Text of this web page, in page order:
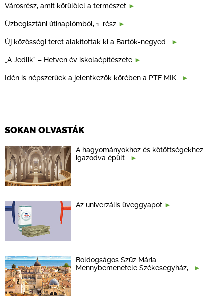
Városrész, amit körülölel a természet
Üzbegisztáni útinaplómból, 1. rész
Új közösségi teret alakítottak ki a Bartók-negyed…
„A Jedlik” – Hetven év iskolaépítészete
Idén is népszerűek a jelentkezők körében a PTE MIK…
SOKAN OLVASTÁK
A hagyományokhoz és kötöttségekhez
igazodva épült…
Az univerzális üveggyapot
Boldogságos Szűz Mária
Mennybemenetele Székesegyház,…